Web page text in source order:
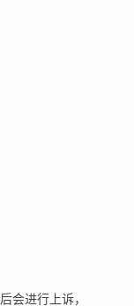
会进行上诉，